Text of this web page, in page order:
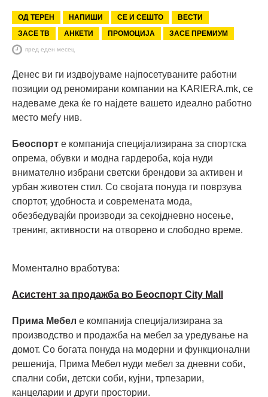
ОД ТЕРЕН НАПИШИ СЕ И СЕШТО
ВЕСТИ
ЗАСЕ ТВ
АНКЕТИ ПРОМОЦИЈА ЗАСЕ ПРЕМИУМ
пред еден месец
Денес ви ги издвојуваме најпосетуваните работни
позиции од реномирани компании на KARIERA.mk, се
надеваме дека ќе го најдете вашето идеално работно
место меѓу нив.
Беоспорт е компанија специјализирана за спортска
опрема, обувки и модна гардероба, која нуди
внимателно избрани светски брендови за активен и
урбан животен стил. Со својата понуда ги поврзува
спортот, удобноста и современата мода,
обезбедувајќи производи за секојдневно носење,
тренинг, активности на отворено и слободно време.
Моментално вработува:
Асистент за продажба во Беоспорт City Mall
Прима Мебел е компанија специјализирана за
производство и продажба на мебел за уредување на
домот. Со богата понуда на модерни и функционални
решенија, Прима Мебел нуди мебел за дневни соби,
спални соби, детски соби, кујни, трпезарии,
канцеларии и други простории.